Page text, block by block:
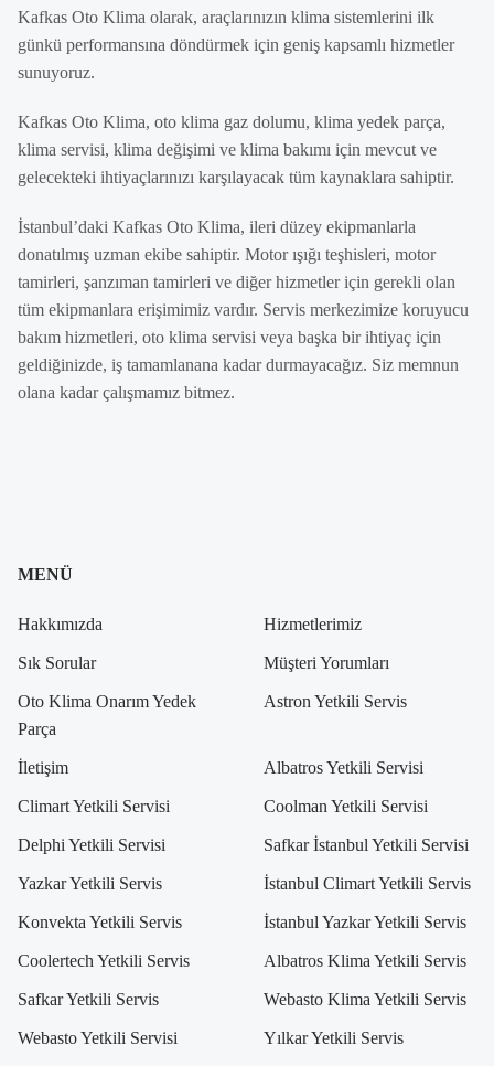
Kafkas Oto Klima olarak, araçlarınızın klima sistemlerini ilk
günkü performansına döndürmek için geniş kapsamlı hizmetler
sunuyoruz.
Kafkas Oto Klima, oto klima gaz dolumu, klima yedek parça,
klima servisi, klima değişimi ve klima bakımı için mevcut ve
gelecekteki ihtiyaçlarınızı karşılayacak tüm kaynaklara sahiptir.
İstanbul’daki Kafkas Oto Klima, ileri düzey ekipmanlarla
donatılmış uzman ekibe sahiptir. Motor ışığı teşhisleri, motor
tamirleri, şanzıman tamirleri ve diğer hizmetler için gerekli olan
tüm ekipmanlara erişimimiz vardır. Servis merkezimize koruyucu
bakım hizmetleri, oto klima servisi veya başka bir ihtiyaç için
geldiğinizde, iş tamamlanana kadar durmayacağız. Siz memnun
olana kadar çalışmamız bitmez.
MENÜ
Hakkımızda Hizmetlerimiz
Sık Sorular Müşteri Yorumları
Oto Klima Onarım Yedek
Parça
Astron Yetkili Servis
İletişim Albatros Yetkili Servisi
Climart Yetkili Servisi Coolman Yetkili Servisi
Delphi Yetkili Servisi Safkar İstanbul Yetkili Servisi
Yazkar Yetkili Servis İstanbul Climart Yetkili Servis
Konvekta Yetkili Servis İstanbul Yazkar Yetkili Servis
Coolertech Yetkili Servis Albatros Klima Yetkili Servis
Safkar Yetkili Servis Webasto Klima Yetkili Servis
Webasto Yetkili Servisi Yılkar Yetkili Servis